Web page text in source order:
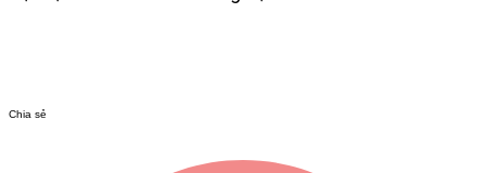
Chia sẻ